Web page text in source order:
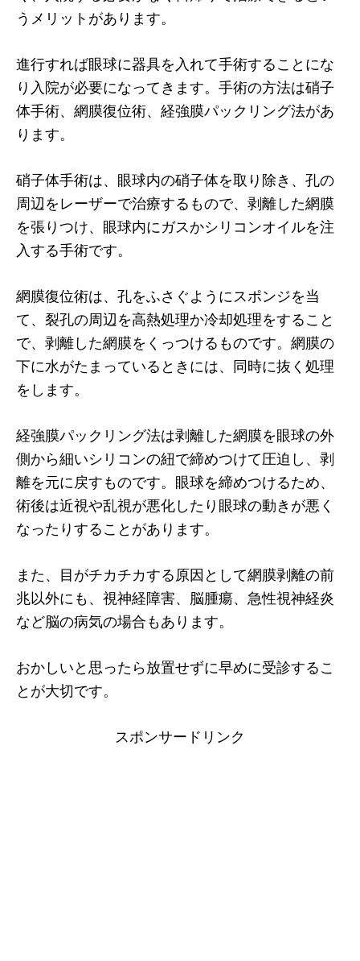
うメリットがあります。
進行すれば眼球に器具を入れて手術することにな
り入院が必要になってきます。手術の方法は硝子
体手術、網膜復位術、経強膜パックリング法があ
ります。
硝子体手術は、眼球内の硝子体を取り除き、孔の
周辺をレーザーで治療するもので、剥離した網膜
を張りつけ、眼球内にガスかシリコンオイルを注
入する手術です。
網膜復位術は、孔をふさぐようにスポンジを当
て、裂孔の周辺を高熱処理か冷却処理をすること
で、剥離した網膜をくっつけるものです。網膜の
下に水がたまっているときには、同時に抜く処理
をします。
経強膜パックリング法は剥離した網膜を眼球の外
側から細いシリコンの紐で締めつけて圧迫し、剥
離を元に戻すものです。眼球を締めつけるため、
術後は近視や乱視が悪化したり眼球の動きが悪く
なったりすることがあります。
また、目がチカチカする原因として網膜剥離の前
兆以外にも、視神経障害、脳腫瘍、急性視神経炎
など脳の病気の場合もあります。
おかしいと思ったら放置せずに早めに受診するこ
とが大切です。
スポンサードリンク